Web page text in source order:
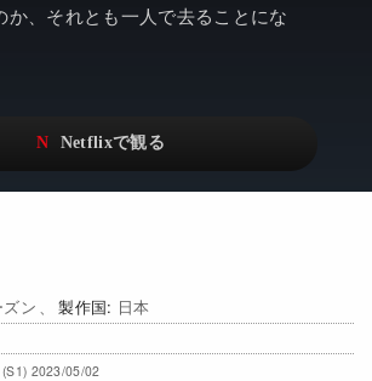
Netflixオリジナル作品
日本語吹替対応作品
その他の国のTV番組
Netflix Video
Netflix 吹替版作品
Netflix 高い評価の海外作品
か、それとも一人で去ることにな
ン
日本
2023/05/02